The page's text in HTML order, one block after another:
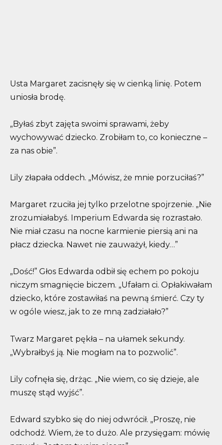
Usta Margaret zacisnęły się w cienką linię. Potem
uniosła brodę.
„Byłaś zbyt zajęta swoimi sprawami, żeby
wychowywać dziecko. Zrobiłam to, co konieczne –
za nas obie”.
Lily złapała oddech. „Mówisz, że mnie porzuciłaś?”
Margaret rzuciła jej tylko przelotne spojrzenie. „Nie
zrozumiałabyś. Imperium Edwarda się rozrastało.
Nie miał czasu na nocne karmienie piersią ani na
płacz dziecka. Nawet nie zauważył, kiedy…”
„Dość!” Głos Edwarda odbił się echem po pokoju
niczym smagnięcie biczem. „Ufałam ci. Opłakiwałam
dziecko, które zostawiłaś na pewną śmierć. Czy ty
w ogóle wiesz, jak to ze mną zadziałało?”
Twarz Margaret pękła – na ułamek sekundy.
„Wybrałbyś ją. Nie mogłam na to pozwolić”.
Lily cofnęła się, drżąc. „Nie wiem, co się dzieje, ale
muszę stąd wyjść”.
Edward szybko się do niej odwrócił. „Proszę, nie
odchodź. Wiem, że to dużo. Ale przysięgam: mówię